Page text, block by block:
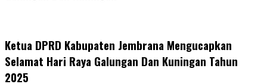
Ketua DPRD Kabupaten Jembrana Mengucapkan
Selamat Hari Raya Galungan Dan Kuningan Tahun
2025